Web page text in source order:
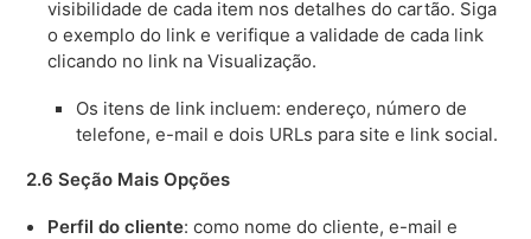
visibilidade de cada item nos detalhes do cartão. Siga
o exemplo do link e verifique a validade de cada link
clicando no link na Visualização.
Os itens de link incluem: endereço, número de
telefone, e-mail e dois URLs para site e link social.
2.6 Seção Mais Opções
Perfil do cliente: como nome do cliente, e-mail e